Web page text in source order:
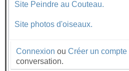
Site Peindre au Couteau.
Site photos d'oiseaux.
Connexion ou Créer un compte
conversation.